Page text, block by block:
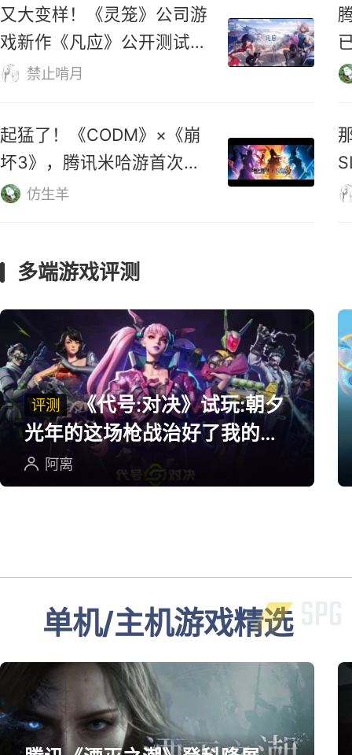
《鸣潮》3.6版本「蜃云灯影，
凡尘剑心」上线时间确定
GreyKnight
《异环》日服池袋办线下
展，人气火爆被迫提前开场
不撸寺
“
戏新作《凡应》公开测试新
PV！禁止啃月
起猛了！《CODM》×《崩
坏3》，腾讯米哈游首次联
动官宣！
仿生羊
评测
《代号:对决》试玩:朝夕
光年的这场枪战治好了我的低
血压
阿离